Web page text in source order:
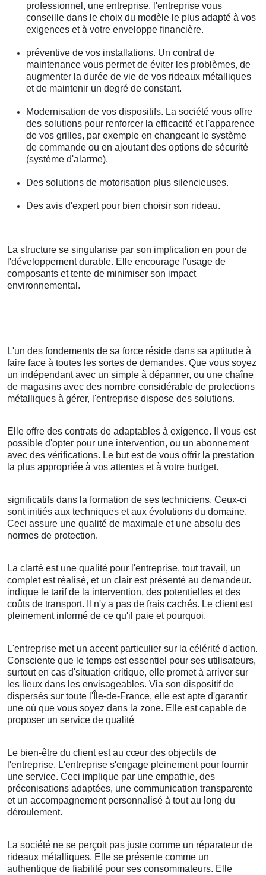
professionnel, une entreprise, l'entreprise vous
conseille dans le choix du modèle le plus adapté à vos
exigences et à votre enveloppe financière.
préventive de vos installations. Un contrat de
maintenance vous permet de éviter les problèmes, de
augmenter la durée de vie de vos rideaux métalliques
et de maintenir un degré de constant.
Modernisation de vos dispositifs. La société vous offre
des solutions pour renforcer la efficacité et l'apparence
de vos grilles, par exemple en changeant le système
de commande ou en ajoutant des options de sécurité
(système d'alarme).
Des solutions de motorisation plus silencieuses.
Des avis d'expert pour bien choisir son rideau.
La structure se singularise par son implication en pour de
l'développement durable. Elle encourage l'usage de
composants et tente de minimiser son impact
environnemental.
L'un des fondements de sa force réside dans sa aptitude à
faire face à toutes les sortes de demandes. Que vous soyez
un indépendant avec un simple à dépanner, ou une chaîne
de magasins avec des nombre considérable de protections
métalliques à gérer, l'entreprise dispose des solutions.
Elle offre des contrats de adaptables à exigence. Il vous est
possible d'opter pour une intervention, ou un abonnement
avec des vérifications. Le but est de vous offrir la prestation
la plus appropriée à vos attentes et à votre budget.
significatifs dans la formation de ses techniciens. Ceux-ci
sont initiés aux techniques et aux évolutions du domaine.
Ceci assure une qualité de maximale et une absolu des
normes de protection.
La clarté est une qualité pour l'entreprise. tout travail, un
complet est réalisé, et un clair est présenté au demandeur.
indique le tarif de la intervention, des potentielles et des
coûts de transport. Il n'y a pas de frais cachés. Le client est
pleinement informé de ce qu'il paie et pourquoi.
L'entreprise met un accent particulier sur la célérité d'action.
Consciente que le temps est essentiel pour ses utilisateurs,
surtout en cas d'situation critique, elle promet à arriver sur
les lieux dans les envisageables. Via son dispositif de
dispersés sur toute l'Île-de-France, elle est apte d'garantir
une où que vous soyez dans la zone. Elle est capable de
proposer un service de qualité
Le bien-être du client est au cœur des objectifs de
l'entreprise. L'entreprise s'engage pleinement pour fournir
une service. Ceci implique par une empathie, des
préconisations adaptées, une communication transparente
et un accompagnement personnalisé à tout au long du
déroulement.
La société ne se perçoit pas juste comme un réparateur de
rideaux métalliques. Elle se présente comme un
authentique de fiabilité pour ses consommateurs. Elle